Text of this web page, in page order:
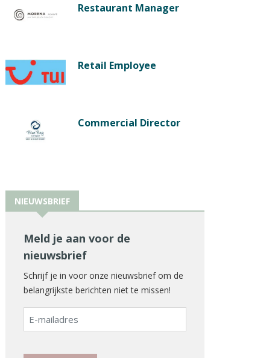
Restaurant Manager
Retail Employee
Commercial Director
NIEUWSBRIEF
Meld je aan voor de
nieuwsbrief
Schrijf je in voor onze nieuwsbrief om de
belangrijkste berichten niet te missen!
E-
mailadres